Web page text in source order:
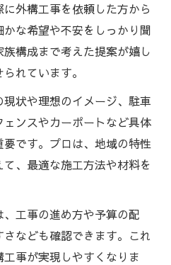
上にサポートが果たす役
とリフォームの相性を解
外構工事を依頼した方から
な希望や不安をしっかり聞
構成まで考えた提案が嬉し
れています。
状や理想のイメージ、駐車
ンスやカーポートなど具体
です。プロは、地域の特性
、最適な施工方法や材料を
工事の進め方や予算の配
なども確認できます。これ
事が実現しやすくなりま